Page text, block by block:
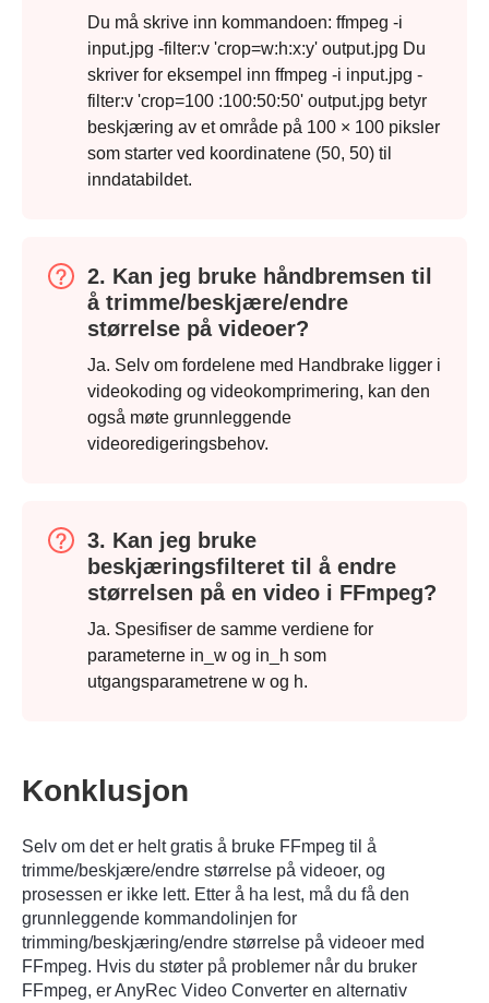
Trinn 3.
Trinn 4.
Du må skrive inn kommandoen: ffmpeg -i
input.jpg -filter:v 'crop=w:h:x:y' output.jpg Du
skriver for eksempel inn ffmpeg -i input.jpg -
filter:v 'crop=100 :100:50:50' output.jpg betyr
beskjæring av et område på 100 × 100 piksler
som starter ved koordinatene (50, 50) til
inndatabildet.
2. Kan jeg bruke håndbremsen til
å trimme/beskjære/endre
størrelse på videoer?
Ja. Selv om fordelene med Handbrake ligger i
videokoding og videokomprimering, kan den
også møte grunnleggende
videoredigeringsbehov.
3. Kan jeg bruke
beskjæringsfilteret til å endre
størrelsen på en video i FFmpeg?
Ja. Spesifiser de samme verdiene for
parameterne in_w og in_h som
utgangsparametrene w og h.
Konklusjon
Selv om det er helt gratis å bruke FFmpeg til å
trimme/beskjære/endre størrelse på videoer, og
prosessen er ikke lett. Etter å ha lest, må du få den
grunnleggende kommandolinjen for
trimming/beskjæring/endre størrelse på videoer med
FFmpeg. Hvis du støter på problemer når du bruker
FFmpeg, er AnyRec Video Converter en alternativ